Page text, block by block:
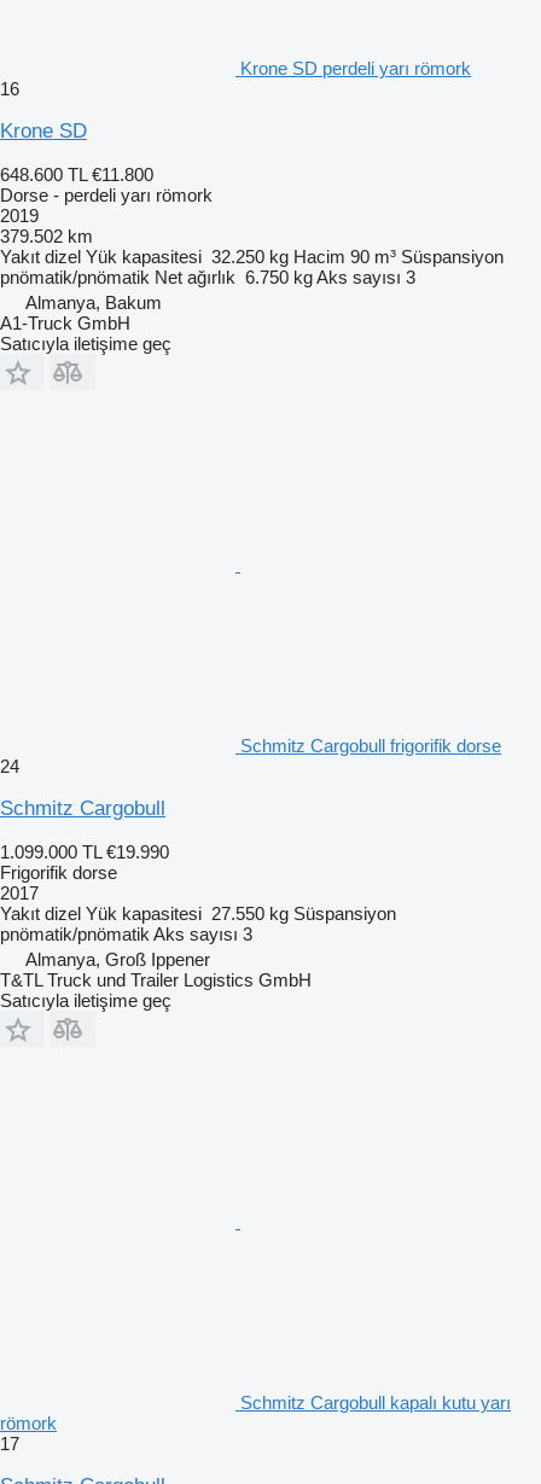
Krone SD perdeli yarı römork
16
Krone SD
648.600 TL €11.800
Dorse - perdeli yarı römork
2019
379.502 km
Yakıt dizel Yük kapasitesi 32.250 kg Hacim 90 m³ Süspansiyon
pnömatik/pnömatik Net ağırlık 6.750 kgAks sayısı 3
Almanya, Bakum
A1-Truck GmbH
Satıcıyla iletişime geç
Schmitz Cargobull frigorifik dorse
24
Schmitz Cargobull
1.099.000 TL €19.990
Frigorifik dorse
2017
Yakıt dizel Yük kapasitesi 27.550 kg Süspansiyon
pnömatik/pnömatik Aks sayısı 3
Almanya, Groß Ippener
T&TL Truck und Trailer Logistics GmbH
Satıcıyla iletişime geç
Schmitz Cargobull kapalı kutu yarı
römork
17